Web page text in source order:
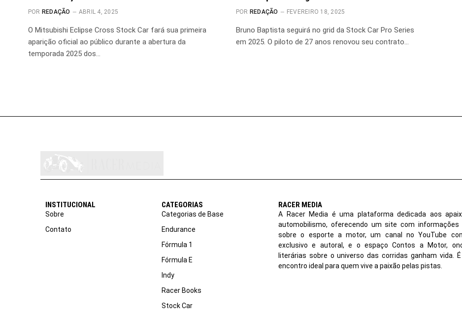
POR REDAÇÃO ABRIL 4, 2025
O Mitsubishi Eclipse Cross Stock Car fará sua primeira
aparição oficial ao público durante a abertura da
temporada 2025 dos…
POR REDAÇÃO FEVEREIRO 18, 2025
Bruno Baptista seguirá no grid da Stock Car Pro Series
em 2025. O piloto de 27 anos renovou seu contrato…
INSTITUCIONAL
Sobre
Contato
CATEGORIAS
Categorias de Base
Endurance
Fórmula 1
Fórmula E
Indy
Racer Books
Stock Car
RACER MEDIA
A Racer Media é uma plataforma dedicada aos
automobilismo, oferecendo um site com informações
sobre o esporte a motor, um canal no YouTube
exclusivo e autoral, e o espaço Contos a Motor,
literárias sobre o universo das corridas ganham vida.
encontro ideal para quem vive a paixão pelas pistas.